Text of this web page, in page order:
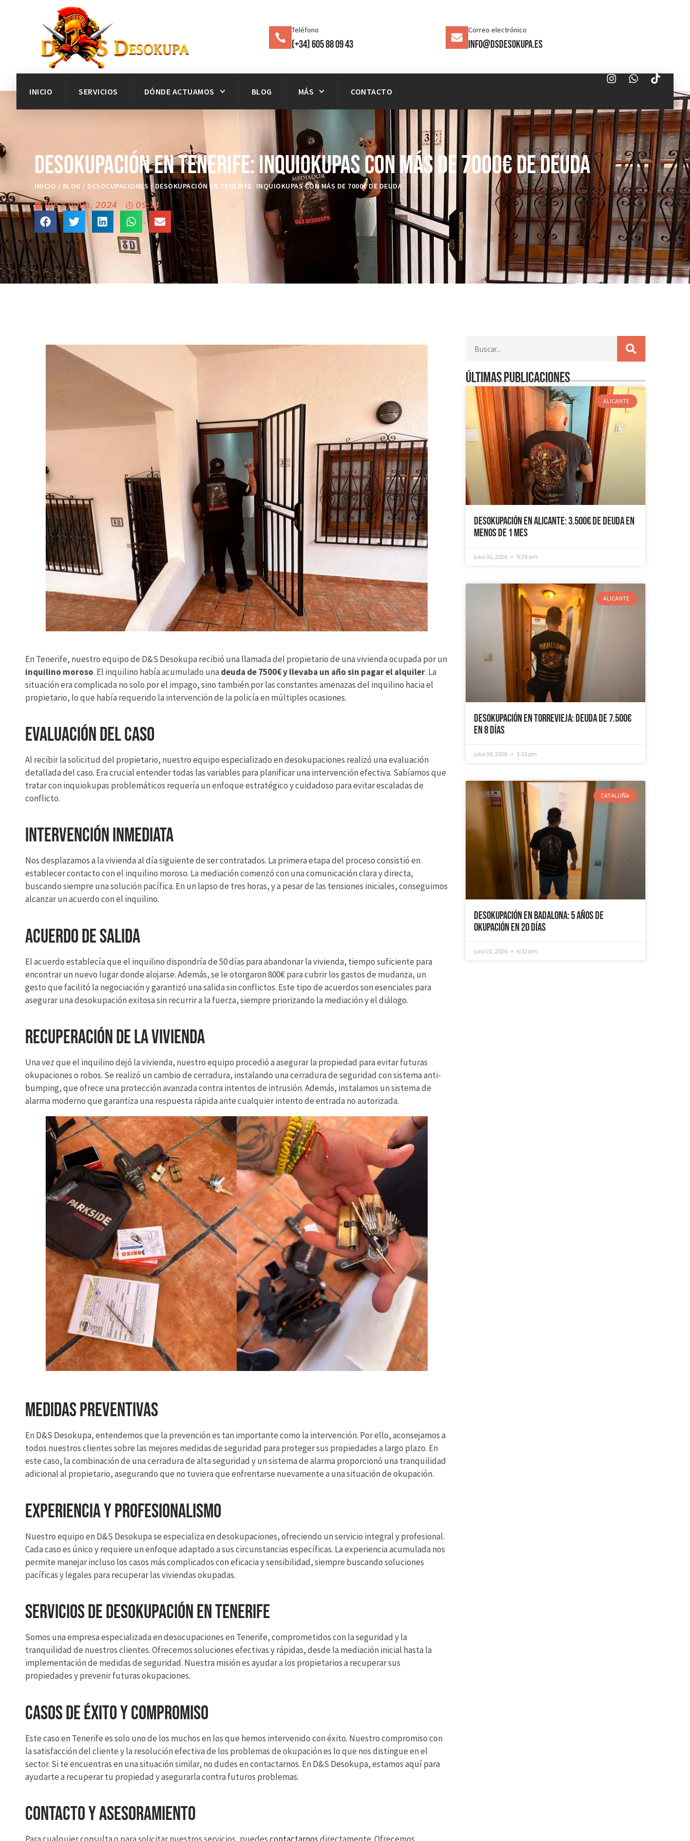
Teléfono
(+34) 605 88 09 43
Correo electrónico
info@dsdesokupa.es
INICIO SERVICIOS DÓNDE ACTUAMOS BLOG MÁS CONTACTO
Desokupación en Tenerife: Inquiokupas con más de 7000€ de Deuda
INICIO/ BLOG / DESOCUPACIONES/DESOKUPACIÓN EN TENERIFE: INQUIOKUPAS CON MÁS DE 7000€ DE DEUDA
Vie 7 junio, 2024 09:14
En Tenerife, nuestro equipo de D&S Desokupa recibió una llamada del propietario de una vivienda ocupada por un
inquilino moroso. El inquilino había acumulado una deuda de 7500€ y llevaba un año sin pagar el alquiler. La
situación era complicada no solo por el impago, sino también por las constantes amenazas del inquilino hacia el
propietario, lo que había requerido la intervención de la policía en múltiples ocasiones.
Evaluación del Caso
Al recibir la solicitud del propietario, nuestro equipo especializado en desokupaciones realizó una evaluación
detallada del caso. Era crucial entender todas las variables para planificar una intervención efectiva. Sabíamos que
tratar con inquiokupas problemáticos requería un enfoque estratégico y cuidadoso para evitar escaladas de
conflicto.
Intervención Inmediata
Nos desplazamos a la vivienda al día siguiente de ser contratados. La primera etapa del proceso consistió en
establecer contacto con el inquilino moroso. La mediación comenzó con una comunicación clara y directa,
buscando siempre una solución pacífica. En un lapso de tres horas, y a pesar de las tensiones iniciales, conseguimos
alcanzar un acuerdo con el inquilino.
Acuerdo de Salida
El acuerdo establecía que el inquilino dispondría de 50 días para abandonar la vivienda, tiempo suficiente para
encontrar un nuevo lugar donde alojarse. Además, se le otorgaron 800€ para cubrir los gastos de mudanza, un
gesto que facilitó la negociación y garantizó una salida sin conflictos. Este tipo de acuerdos son esenciales para
asegurar una desokupación exitosa sin recurrir a la fuerza, siempre priorizando la mediación y el diálogo.
Recuperación de la Vivienda
Una vez que el inquilino dejó la vivienda, nuestro equipo procedió a asegurar la propiedad para evitar futuras
okupaciones o robos. Se realizó un cambio de cerradura, instalando una cerradura de seguridad con sistema anti-
bumping, que ofrece una protección avanzada contra intentos de intrusión. Además, instalamos un sistema de
alarma moderno que garantiza una respuesta rápida ante cualquier intento de entrada no autorizada.
Medidas Preventivas
En D&S Desokupa, entendemos que la prevención es tan importante como la intervención. Por ello, aconsejamos a
todos nuestros clientes sobre las mejores medidas de seguridad para proteger sus propiedades a largo plazo. En
este caso, la combinación de una cerradura de alta seguridad y un sistema de alarma proporcionó una tranquilidad
adicional al propietario, asegurando que no tuviera que enfrentarse nuevamente a una situación de okupación.
Experiencia y Profesionalismo
Nuestro equipo en D&S Desokupa se especializa en desokupaciones, ofreciendo un servicio integral y profesional.
Cada caso es único y requiere un enfoque adaptado a sus circunstancias específicas. La experiencia acumulada nos
permite manejar incluso los casos más complicados con eficacia y sensibilidad, siempre buscando soluciones
pacíficas y legales para recuperar las viviendas okupadas.
Servicios de Desokupación en Tenerife
Somos una empresa especializada en desocupaciones en Tenerife, comprometidos con la seguridad y la
tranquilidad de nuestros clientes. Ofrecemos soluciones efectivas y rápidas, desde la mediación inicial hasta la
implementación de medidas de seguridad. Nuestra misión es ayudar a los propietarios a recuperar sus
propiedades y prevenir futuras okupaciones.
Casos de Éxito y Compromiso
Este caso en Tenerife es solo uno de los muchos en los que hemos intervenido con éxito. Nuestro compromiso con
la satisfacción del cliente y la resolución efectiva de los problemas de okupación es lo que nos distingue en el
sector. Si te encuentras en una situación similar, no dudes en contactarnos. En D&S Desokupa, estamos aquí para
ayudarte a recuperar tu propiedad y asegurarla contra futuros problemas.
Contacto y Asesoramiento
Últimas publicaciones
ALICANTE
Desokupación en Alicante: 3.500€ de Deuda en
Menos de 1 mes
julio 31, 2026 9:24 am
ALICANTE
Desokupación en Torrevieja: Deuda de 7.500€
en 8 días
julio 30, 2026 3:15 pm
CATALUÑA
Desokupación en Badalona: 5 años de
Okupación en 20 días
julio 21, 2026 6:32 pm